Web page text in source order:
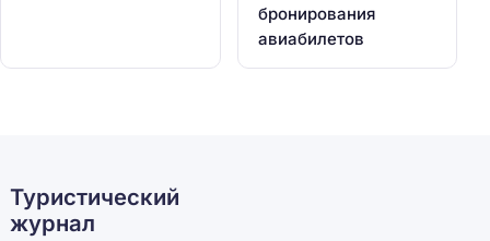
бронирования
авиабилетов
Туристический
журнал